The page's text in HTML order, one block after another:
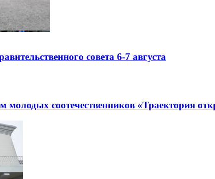
совета 6-7 августа
соотечественников «Траектория